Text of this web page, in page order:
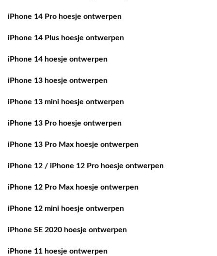
iPhone 14 Pro hoesje ontwerpen
iPhone 14 Plus hoesje ontwerpen
iPhone 14 hoesje ontwerpen
iPhone 13 hoesje ontwerpen
iPhone 13 mini hoesje ontwerpen
iPhone 13 Pro hoesje ontwerpen
iPhone 13 Pro Max hoesje ontwerpen
iPhone 12 / iPhone 12 Pro hoesje ontwerpen
iPhone 12 Pro Max hoesje ontwerpen
iPhone 12 mini hoesje ontwerpen
iPhone SE 2020 hoesje ontwerpen
iPhone 11 hoesje ontwerpen